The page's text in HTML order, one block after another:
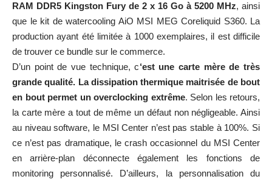
RAM DDR5 Kingston Fury de 2 x 16 Go à 5200 MHz, ainsi
que le kit de watercooling AiO MSI MEG Coreliquid S360. La
production ayant été limitée à 1000 exemplaires, il est difficile
de trouver ce bundle sur le commerce.
D’un point de vue technique, c‘est une carte mère de très
grande qualité. La dissipation thermique maitrisée de bout
en bout permet un overclocking extrême. Selon les retours,
la carte mère a tout de même un défaut non négligeable. Ainsi
au niveau software, le MSI Center n’est pas stable à 100%. Si
ce n’est pas dramatique, le crash occasionnel du MSI Center
en arrière-plan déconnecte également les fonctions de
monitoring personnalisé. D’ailleurs, la personnalisation du